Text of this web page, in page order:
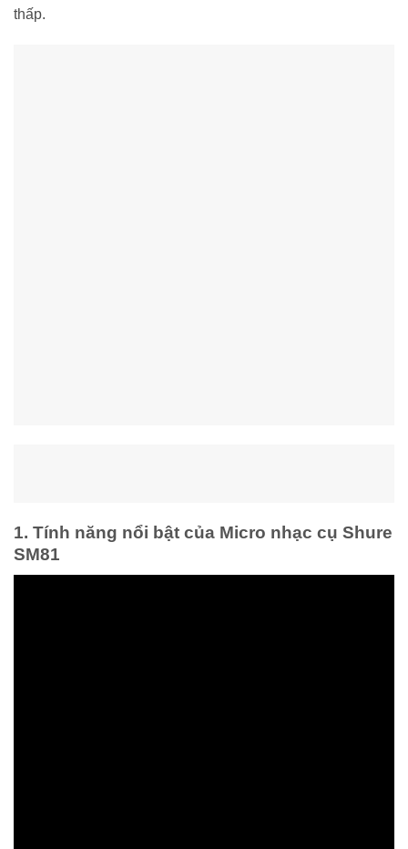
thấp.
1. Tính năng nổi bật của Micro nhạc cụ Shure
SM81